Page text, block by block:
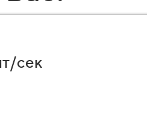
сек